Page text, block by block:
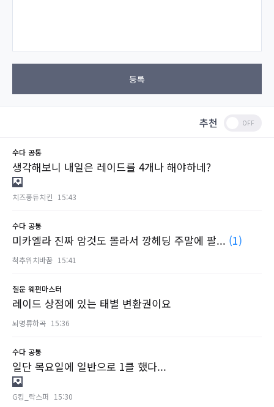
등록
추천
수다 공통
생각해보니 내일은 레이드를 4개나 해야하네?
치즈퐁듀치킨 15:43
수다 공통
미카엘라 진짜 암것도 몰라서 깡헤딩 주말에 팔... (1)
척추위치바꿈 15:41
질문 웨펀마스터
레이드 상점에 있는 태별 변환권이요
뇌명류하곡 15:36
수다 공통
일단 목요일에 일반으로 1클 했다...
G킹_락스퍼 15:30